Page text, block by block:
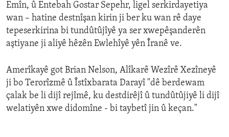
Emîn, û Entebah Gostar Sepehr, ligel serkirdayetiya
wan – hatine destnîşan kirin ji ber ku wan rê daye
tepeserkirina bi tundûtûjîyê ya ser xwepêşanderên
aştiyane ji aliyê hêzên Ewlehîyê yên Îranê ve.
Amerîkayê got Brian Nelson, Alîkarê Wezîrê Xezîneyê
ji bo Terorîzmê û Îstîxbarata Darayî "dê berdewam
çalak be li dijî rejîmê, ku destdirêjî û tundûtûjiyê li dijî
welatiyên xwe didomîne - bi taybetî jin û keçan."